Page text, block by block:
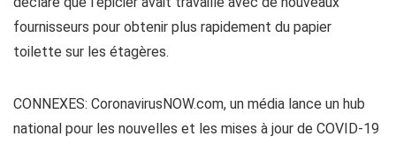
fournisseurs pour obtenir plus rapidement du papier
toilette sur les étagères.
CONNEXES: CoronavirusNOW.com, un média lance un hub
national pour les nouvelles et les mises à jour de COVID-19